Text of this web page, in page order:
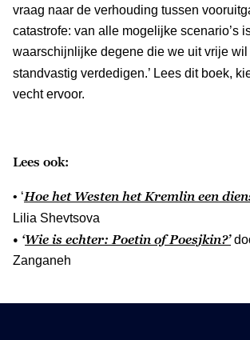
vraag naar de verhouding tussen
catastrofe: van alle mogelijke scenario’s
waarschijnlijke degene die we uit vrije wil
standvastig verdedigen.’ Lees dit boek,
vecht ervoor.
Lees ook:
• ‘Hoe het Westen het Kremlin een
Lilia Shevtsova
• ‘Wie is echter: Poetin of Poesjkin?’
Zanganeh